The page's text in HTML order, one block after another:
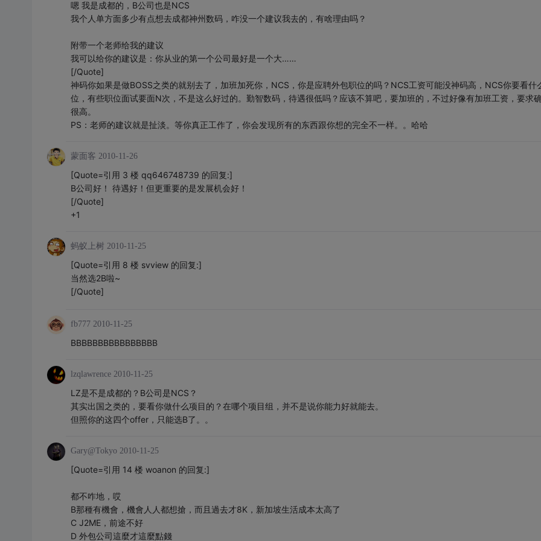
嗯 我是成都的，B公司也是NCS
我个人单方面多少有点想去成都神州数码，咋没一个建议我去的，有啥理由吗？
附带一个老师给我的建议
我可以给你的建议是：你从业的第一个公司最好是一个大……
[/Quote]
神码你如果是做BOSS之类的就别去了，加班加死你，NCS，你是应聘外包职位的吗？NCS工资可能没神码高，NCS你要看什
位，有些职位面试要面N次，不是这么好过的。勤智数码，待遇很低吗？应该不算吧，要加班的，不过好像有加班工资，要求
很高。
PS：老师的建议就是扯淡。等你真正工作了，你会发现所有的东西跟你想的完全不一样。。哈哈
蒙面客 2010-11-26
[Quote=引用 3 楼 qq646748739 的回复:]
B公司好！ 待遇好！但更重要的是发展机会好！
[/Quote]
+1
蚂蚁上树 2010-11-25
[Quote=引用 8 楼 svview 的回复:]
当然选2B啦~
[/Quote]
fb777 2010-11-25
BBBBBBBBBBBBBBBB
lzqlawrence 2010-11-25
LZ是不是成都的？B公司是NCS？
其实出国之类的，要看你做什么项目的？在哪个项目组，并不是说你能力好就能去。
但照你的这四个offer，只能选B了。。
Gary@Tokyo 2010-11-25
[Quote=引用 14 楼 woanon 的回复:]
都不咋地，哎
B那種有機會，機會人人都想搶，而且過去才8K，新加坡生活成本太高了
C J2ME，前途不好
D 外包公司這麼才這麼點錢